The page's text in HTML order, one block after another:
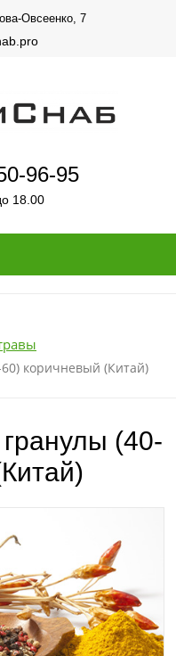
Овсеенко, 7
96-95
18.00
коричневый (Китай)
(40-